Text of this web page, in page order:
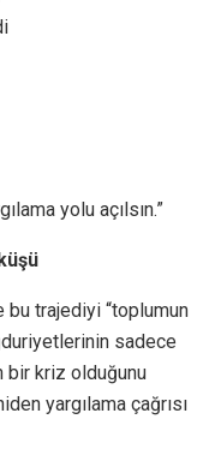
yolu açılsın.”
bu trajediyi “toplumun
sadece
bir kriz olduğunu
yargılama çağrısı